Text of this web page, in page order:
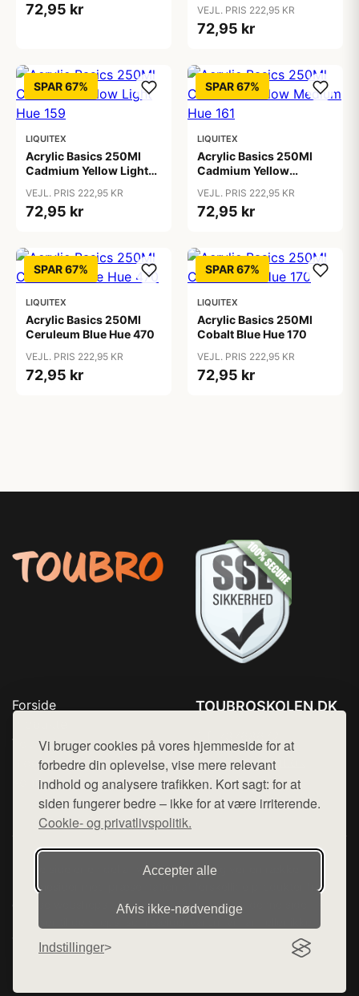
Vi bruger cookies på vores hjemmeside for at
forbedre din oplevelse, vise mere relevant
indhold og analysere trafikken. Kort sagt: for at
siden fungerer bedre – ikke for at være irriterende.
Cookie- og privatlivspolitik.
Accepter alle
Afvis ikke‑nødvendige
Indstillinger
72,95 kr VEJL. PRIS 222,95 KR
72,95 kr
SPAR 67%
LIQUITEX
Acrylic Basics 250Ml
Cadmium Yellow Light
VEJL. PRIS 222,95 KR
72,95 kr
SPAR 67%
LIQUITEX
Acrylic Basics 250Ml
Cadmium Yellow
VEJL. PRIS 222,95 KR
72,95 kr
SPAR 67%
LIQUITEX
Acrylic Basics 250Ml
Ceruleum Blue Hue 470
VEJL. PRIS 222,95 KR
72,95 kr
SPAR 67%
LIQUITEX
Acrylic Basics 250Ml
Cobalt Blue Hue 170
VEJL. PRIS 222,95 KR
72,95 kr
Forside
Top Rabatter
Blog
Kontakt
TOUBROSKOLEN.DK
Mail: hej@want.dk
Cookie- og privatlivspolitik
Denne side er en del af want.dk, der udgiver en række
hjemmesider med præsentation af forskellige produkter fra
diverse webshops. Der sælges ikke varer fra denne side - vi
henviser til de shops, som sælger varen. Vi har heller ikke
varerne på lager.